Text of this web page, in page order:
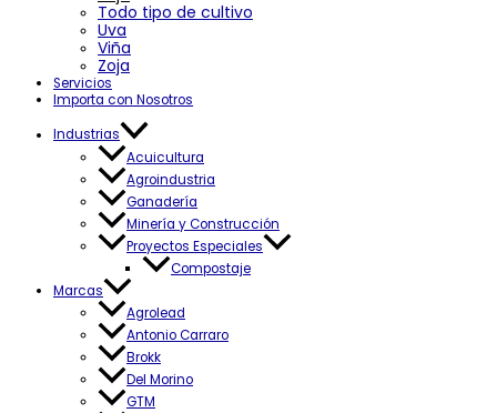
Todo tipo de cultivo
Uva
Viña
Zoja
Servicios
Importa con Nosotros
Industrias
Acuicultura
Agroindustria
Ganadería
Minería y Construcción
Proyectos Especiales
Compostaje
Marcas
Agrolead
Antonio Carraro
Brokk
Del Morino
GTM